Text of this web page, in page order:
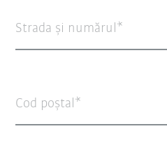
Strada şi numărul
Cod poștal